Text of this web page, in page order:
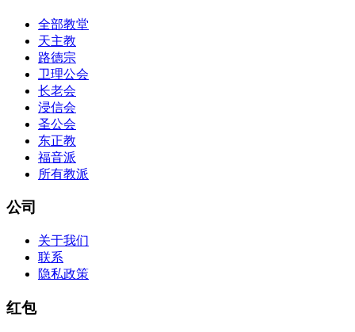
全部教堂
天主教
路德宗
卫理公会
长老会
浸信会
圣公会
东正教
福音派
所有教派
公司
关于我们
联系
隐私政策
红包